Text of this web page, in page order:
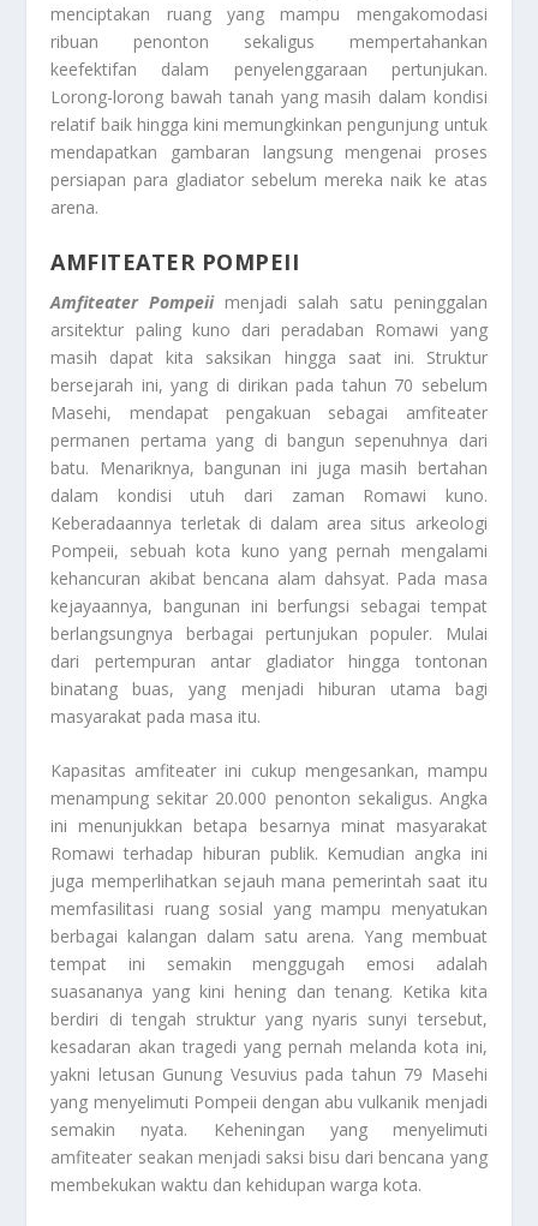
menciptakan ruang yang mampu mengakomodasi
ribuan penonton sekaligus mempertahankan
keefektifan dalam penyelenggaraan pertunjukan.
Lorong-lorong bawah tanah yang masih dalam kondisi
relatif baik hingga kini memungkinkan pengunjung untuk
mendapatkan gambaran langsung mengenai proses
persiapan para gladiator sebelum mereka naik ke atas
arena.
AMFITEATER POMPEII
Amfiteater Pompeiimenjadi salah satu peninggalan
arsitektur paling kuno dari peradaban Romawi yang
masih dapat kita saksikan hingga saat ini. Struktur
bersejarah ini, yang di dirikan pada tahun 70 sebelum
Masehi, mendapat pengakuan sebagai amfiteater
permanen pertama yang di bangun sepenuhnya dari
batu. Menariknya, bangunan ini juga masih bertahan
dalam kondisi utuh dari zaman Romawi kuno.
Keberadaannya terletak di dalam area situs arkeologi
Pompeii, sebuah kota kuno yang pernah mengalami
kehancuran akibat bencana alam dahsyat. Pada masa
kejayaannya, bangunan ini berfungsi sebagai tempat
berlangsungnya berbagai pertunjukan populer. Mulai
dari pertempuran antar gladiator hingga tontonan
binatang buas, yang menjadi hiburan utama bagi
masyarakat pada masa itu.
Kapasitas amfiteater ini cukup mengesankan, mampu
menampung sekitar 20.000 penonton sekaligus. Angka
ini menunjukkan betapa besarnya minat masyarakat
Romawi terhadap hiburan publik. Kemudian angka ini
juga memperlihatkan sejauh mana pemerintah saat itu
memfasilitasi ruang sosial yang mampu menyatukan
berbagai kalangan dalam satu arena. Yang membuat
tempat ini semakin menggugah emosi adalah
suasananya yang kini hening dan tenang. Ketika kita
berdiri di tengah struktur yang nyaris sunyi tersebut,
kesadaran akan tragedi yang pernah melanda kota ini,
yakni letusan Gunung Vesuvius pada tahun 79 Masehi
yang menyelimuti Pompeii dengan abu vulkanik menjadi
semakin nyata. Keheningan yang menyelimuti
amfiteater seakan menjadi saksi bisu dari bencana yang
membekukan waktu dan kehidupan warga kota.